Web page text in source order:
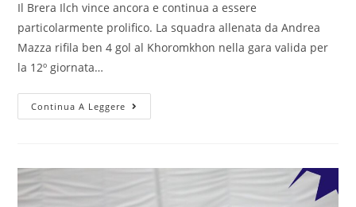
Il Brera Ilch vince ancora e continua a essere
particolarmente prolifico. La squadra allenata da Andrea
Mazza rifila ben 4 gol al Khoromkhon nella gara valida per
la 12º giornata…
Continua A Leggere